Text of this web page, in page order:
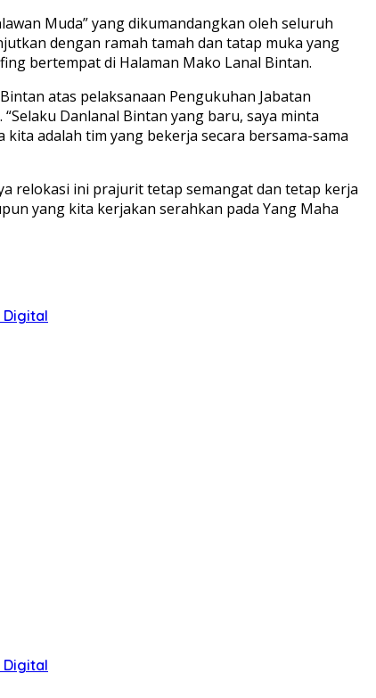
Muda” yang dikumandangkan oleh seluruh
dengan ramah tamah dan tatap muka yang
bertempat di Halaman Mako Lanal Bintan.
atas pelaksanaan Pengukuhan Jabatan
Danlanal Bintan yang baru, saya minta
adalah tim yang bekerja secara bersama-sama
relokasi ini prajurit tetap semangat dan tetap kerja
yang kita kerjakan serahkan pada Yang Maha
Digital
Digital